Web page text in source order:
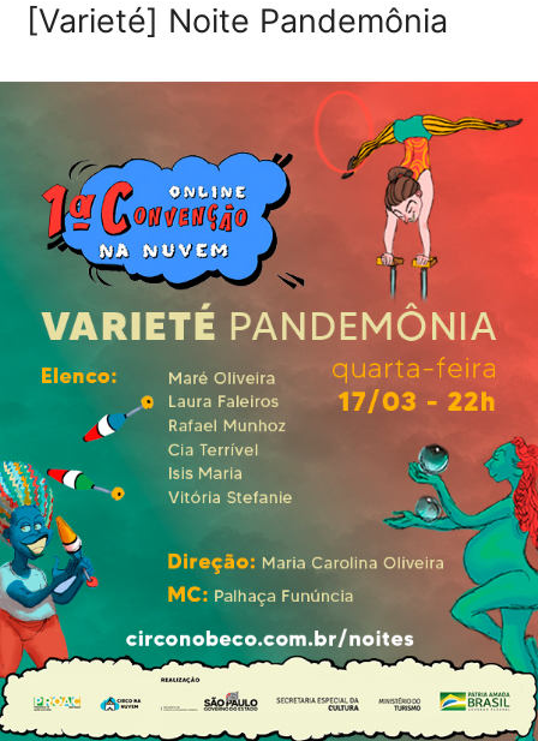
[Varieté] Noite Pandemônia